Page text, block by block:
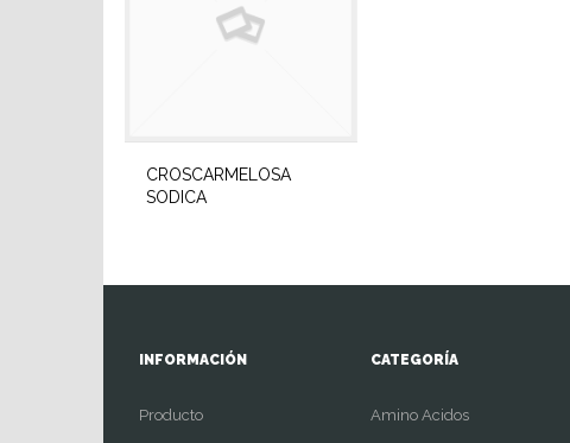
CROSCARMELOSA
SODICA
INFORMACIÓN
Producto
CATEGORÍA
Amino Acidos